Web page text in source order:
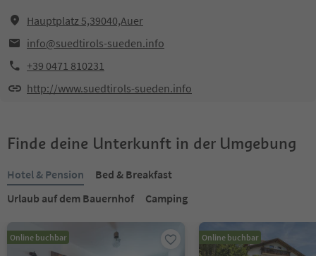
Hauptplatz 5,39040,Auer
info@suedtirols-sueden.info
+39 0471 810231
http://www.suedtirols-sueden.info
Finde deine Unterkunft in der Umgebung
Hotel & Pension
Bed & Breakfast
Urlaub auf dem Bauernhof
Camping
Online buchbar Online buchbar